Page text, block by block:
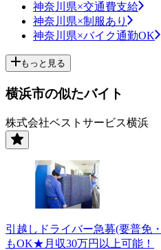
神奈川県×交通費支給
神奈川県×制服あり
神奈川県×バイク通勤OK
もっと見る
横浜市の似たバイト
株式会社ベストサービス横浜
引越しドライバー急募(要普免
もOK★月収30万円以上可能！